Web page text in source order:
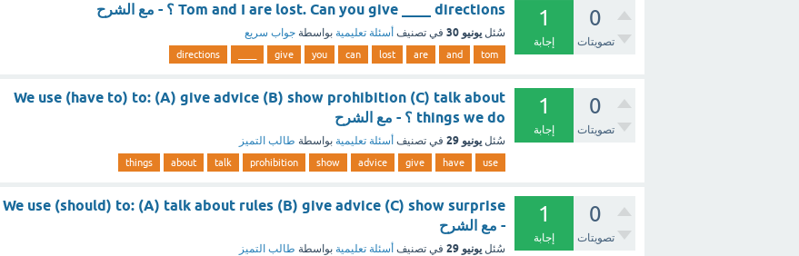
0
تصويتات
1
إجابة
Tom and I are lost. Can you give ____ directions ؟ - مع الشرح
سُئل يونيو 30 في تصنيف أسئلة تعليمية بواسطة جواب سريع
tom
and
are
lost
can
you
give
directions
0
تصويتات
1
إجابة
We use (have to) to: (A) give advice (B) show prohibition (C) talk about
things we do ؟ - مع الشرح
سُئل يونيو 29 في تصنيف أسئلة تعليمية بواسطة طالب التميز
use
have
give
advice
show
prohibition
talk
about
things
0
تصويتات
1
إجابة
- مع الشرح
سُئل يونيو 29 في تصنيف أسئلة تعليمية بواسطة طالب التميز